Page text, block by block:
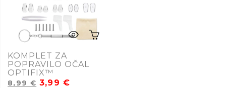
KOMPLET ZA
POPRAVILO OČAL
OPTIFIX™
8,99 € 3,99€